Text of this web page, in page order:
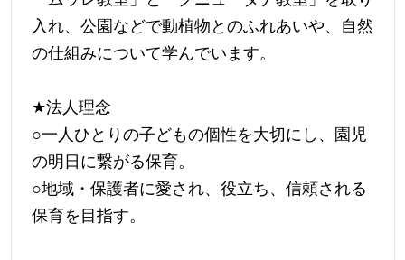
入れ、公園などで動植物とのふれあいや、自然
の仕組みについて学んでいます。
★法人理念
○一人ひとりの子どもの個性を大切にし、園児
の明日に繋がる保育。
○地域・保護者に愛され、役立ち、信頼される
保育を目指す。